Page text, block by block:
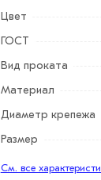
Цвет
ГОСТ
Вид проката
Материал
Диаметр крепежа
Размер
См. все